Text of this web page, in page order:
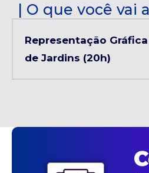
| O que você vai
Representação
de Jardins (20h)